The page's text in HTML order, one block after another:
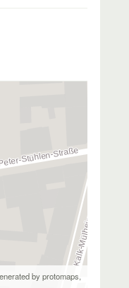
by protomaps,